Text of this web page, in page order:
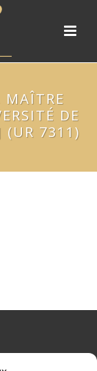
MAÎTRE
DE
(UR 7311)